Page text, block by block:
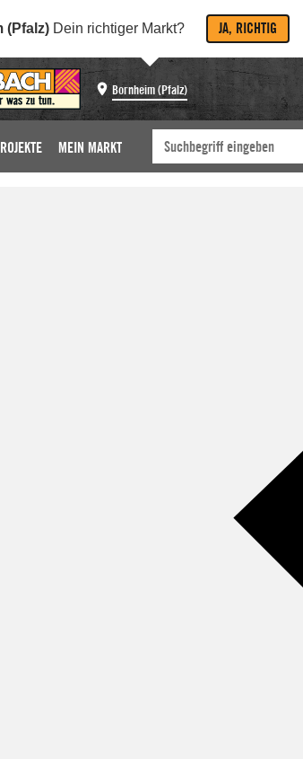
(Pfalz) Dein richtiger Markt? JA, RICHTIG
Bornheim (Pfalz)
MEIN MARKT